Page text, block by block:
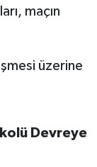
maçın
üzerine
Devreye